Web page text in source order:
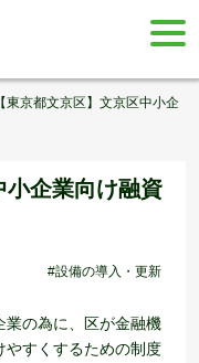
【東京都文京区】文京区中小企
小企業向け融資
#設備の導入・更新
業の為に、区が金融機
やすくするための制度